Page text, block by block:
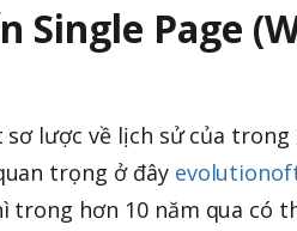
Single Page
lược về lịch sử của
trọng ở đây
trong hơn 10 năm qua có